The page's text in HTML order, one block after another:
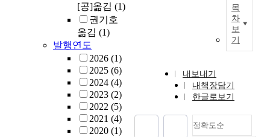
[공]옮김 (1)
권기호
옮김 (1)
발행연도
2026 (1)
2025 (6)
2024 (4)
2023 (2)
2022 (5)
2021 (4)
2020 (1)
목
차
보
기
내보내기
내책장담기
한글로보기
정확도순